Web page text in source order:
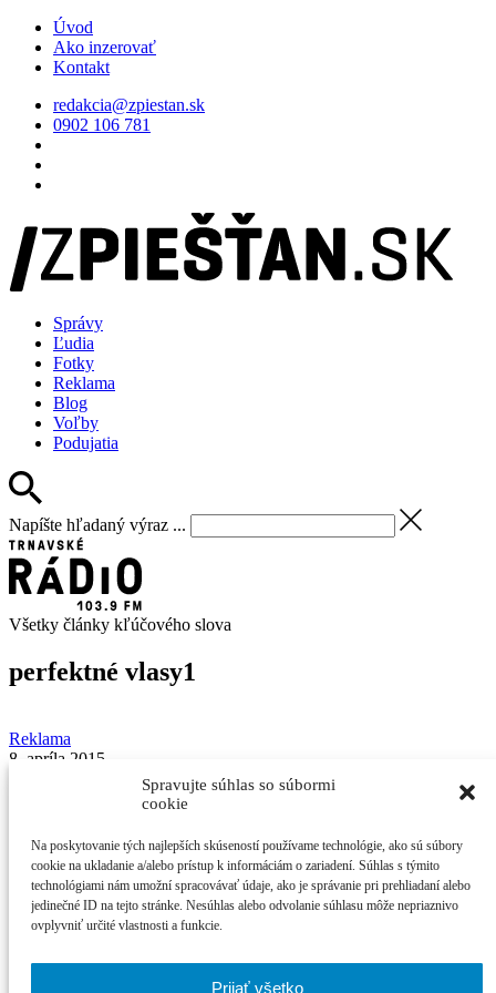
Spravujte súhlas so súbormi
cookie
Na poskytovanie tých najlepších skúseností používame technológie, ako sú súbory
cookie na ukladanie a/alebo prístup k informáciám o zariadení. Súhlas s týmito
technológiami nám umožní spracovávať údaje, ako je správanie pri prehliadaní alebo
jedinečné ID na tejto stránke. Nesúhlas alebo odvolanie súhlasu môže nepriaznivo
ovplyvniť určité vlastnosti a funkcie.
Prijať všetko
Úvod
Ako inzerovať
Kontakt
redakcia@zpiestan.sk
0902 106 781
Správy
Ľudia
Fotky
Reklama
Blog
Voľby
Podujatia
Napíšte hľadaný výraz ...
Všetky články kľúčového slova
perfektné vlasy1
Reklama
8. apríla 2015
všetkých
Predajňa Perfect Hair má v ponuke všetky produkty vlasovej
kozmetiky ...
Najčítanejšie